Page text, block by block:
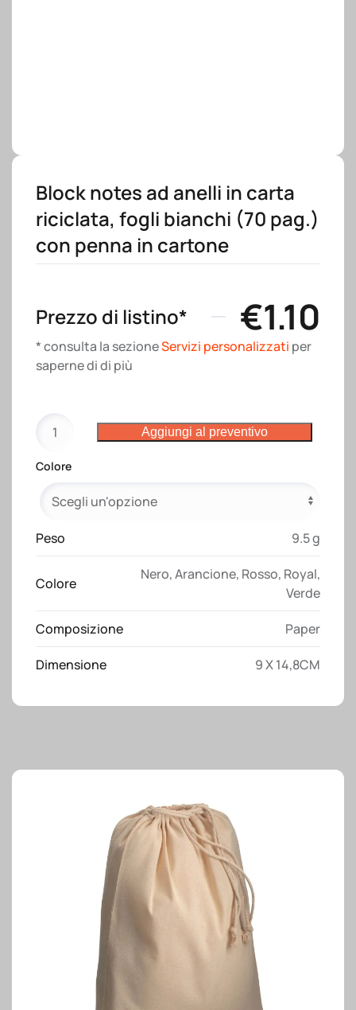
Block notes ad anelli in carta
riciclata, fogli bianchi (70 pag.)
con penna in cartone
Prezzo di listino* €1.10
* consulta la sezioneServizi personalizzati per
saperne di di più
notes
ad
riciclata,
fogli
bianchi
(70
pag.)
con
penna
in
quantità
Aggiungi al preventivo
Colore
Peso 9.5 g
Colore
Nero,Arancione, Rosso, Royal,
Verde
Composizione Paper
Dimensione 9 X 14,8CM